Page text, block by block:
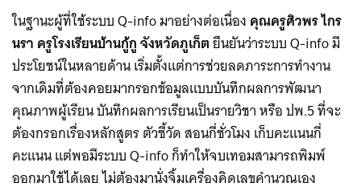
ในฐานะผู้ที่ใช้ระบบ Q-info มาอย่างต่อเนื่อง คุณครูศิวพร ไกร
นรา ครูโรงเรียนบ้านกู้กู จังหวัดภูเก็ตยืนยันว่าระบบ Q-info มี
ประโยชน์ในหลายด้าน เริ่มตั้งแต่การช่วยลดภาระการทำงาน
จากเดิมที่ต้องคอยมากรอกข้อมูลแบบบันทึกผลการพัฒนา
คุณภาพผู้เรียน บันทึกผลการเรียนเป็นรายวิชา หรือ ปพ.5 ที่จะ
ต้องกรอกเรื่องหลักสูตร ตัวชี้วัด สอนกี่ชั่วโมง เก็บคะแนนกี่
คะแนน แต่พอมีระบบ Q-info ก็ทำให้จบเทอมสามารถพิมพ์
ออกมาใช้ได้เลย ไม่ต้องมานั่งจิ้มเครื่องคิดเลขคำนวณเอง